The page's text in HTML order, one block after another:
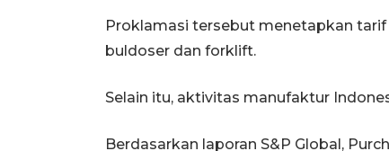
Proklamasi tersebut menetapkan tarif
buldoser dan forklift.
Selain itu, aktivitas manufaktur
Berdasarkan laporan S&P Global,